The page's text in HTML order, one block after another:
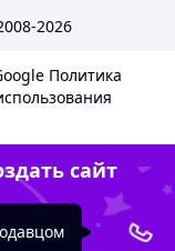
2026
Политика
сайт